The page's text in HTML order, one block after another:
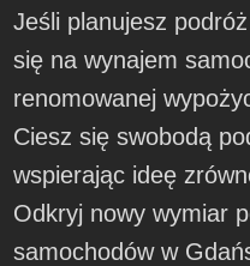
Jeśli planujesz
się na wynajem
renomowanej
Ciesz się swobodą
wspierając ideę
Odkryj nowy wymiar
samochodów w